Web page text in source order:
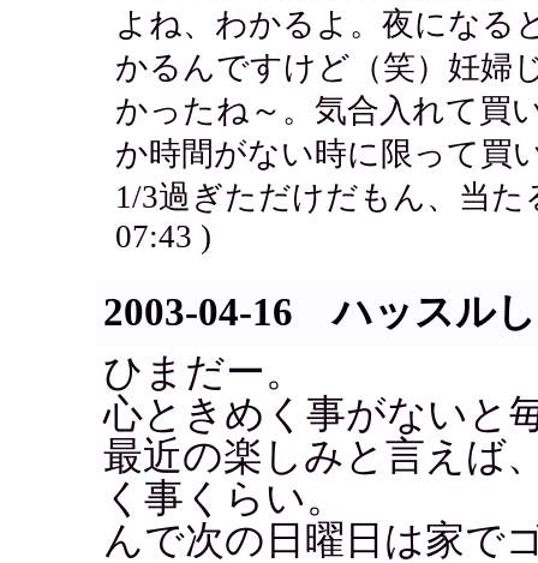
よね、わかるよ。夜になる
かるんですけど（笑）妊婦
かったね～。気合入れて買
か時間がない時に限って
1/3過ぎただけだもん、当
07:43 )
2003-04-16 ハッスル
ひまだー。
心ときめく事がないと
最近の楽しみと言えば
く事くらい。
んで次の日曜日は家で